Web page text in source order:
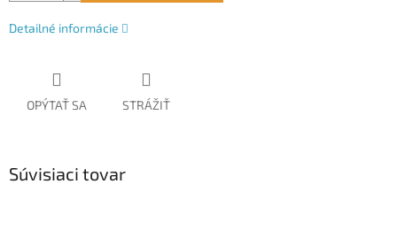
Detailné informácie
OPÝTAŤ SA STRÁŽIŤ
Súvisiaci tovar